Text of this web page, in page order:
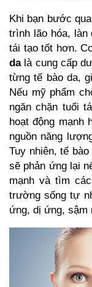
Khi bạn bước
trình lão hóa, làn
tái tạo tốt hơn.
dalà cung cấp
từng tế bào da,
Nếu mỹ phẩm
ngăn chặn tuổi
hoạt động mạnh
nguồn năng
Tuy nhiên, tế
sẽ phản ứng lại
mạnh và tìm
trường sống tự
ứng, dị ứng,